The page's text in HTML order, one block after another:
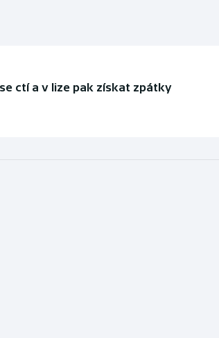
ctí a v lize pak získat zpátky